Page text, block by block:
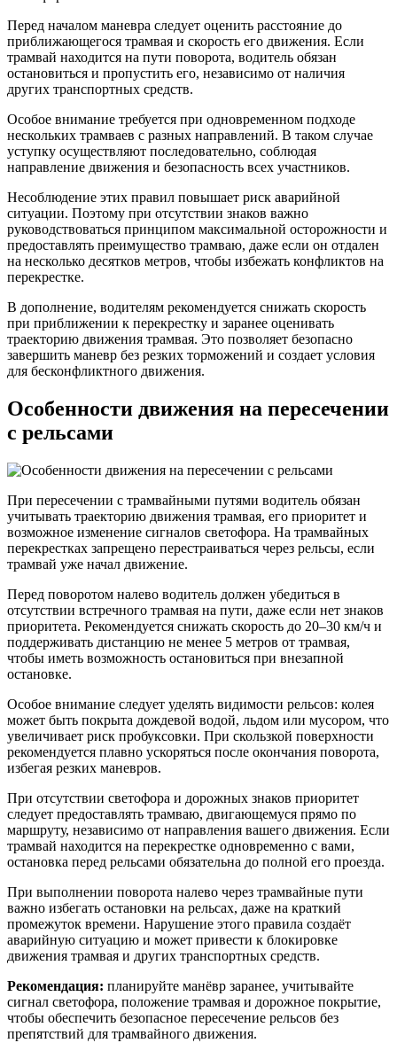
Перед началом маневра следует оценить расстояние до
приближающегося трамвая и скорость его движения. Если
трамвай находится на пути поворота, водитель обязан
остановиться и пропустить его, независимо от наличия
других транспортных средств.
Особое внимание требуется при одновременном подходе
нескольких трамваев с разных направлений. В таком случае
уступку осуществляют последовательно, соблюдая
направление движения и безопасность всех участников.
Несоблюдение этих правил повышает риск аварийной
ситуации. Поэтому при отсутствии знаков важно
руководствоваться принципом максимальной осторожности и
предоставлять преимущество трамваю, даже если он отдален
на несколько десятков метров, чтобы избежать конфликтов на
перекрестке.
В дополнение, водителям рекомендуется снижать скорость
при приближении к перекрестку и заранее оценивать
траекторию движения трамвая. Это позволяет безопасно
завершить маневр без резких торможений и создает условия
для бесконфликтного движения.
Особенности движения на пересечении
с рельсами
При пересечении с трамвайными путями водитель обязан
учитывать траекторию движения трамвая, его приоритет и
возможное изменение сигналов светофора. На трамвайных
перекрестках запрещено перестраиваться через рельсы, если
трамвай уже начал движение.
Перед поворотом налево водитель должен убедиться в
отсутствии встречного трамвая на пути, даже если нет знаков
приоритета. Рекомендуется снижать скорость до 20–30 км/ч и
поддерживать дистанцию не менее 5 метров от трамвая,
чтобы иметь возможность остановиться при внезапной
остановке.
Особое внимание следует уделять видимости рельсов: колея
может быть покрыта дождевой водой, льдом или мусором, что
увеличивает риск пробуксовки. При скользкой поверхности
рекомендуется плавно ускоряться после окончания поворота,
избегая резких маневров.
При отсутствии светофора и дорожных знаков приоритет
следует предоставлять трамваю, двигающемуся прямо по
маршруту, независимо от направления вашего движения. Если
трамвай находится на перекрестке одновременно с вами,
остановка перед рельсами обязательна до полной его проезда.
При выполнении поворота налево через трамвайные пути
важно избегать остановки на рельсах, даже на краткий
промежуток времени. Нарушение этого правила создаёт
аварийную ситуацию и может привести к блокировке
движения трамвая и других транспортных средств.
Рекомендация: планируйте манёвр заранее, учитывайте
сигнал светофора, положение трамвая и дорожное покрытие,
чтобы обеспечить безопасное пересечение рельсов без
препятствий для трамвайного движения.